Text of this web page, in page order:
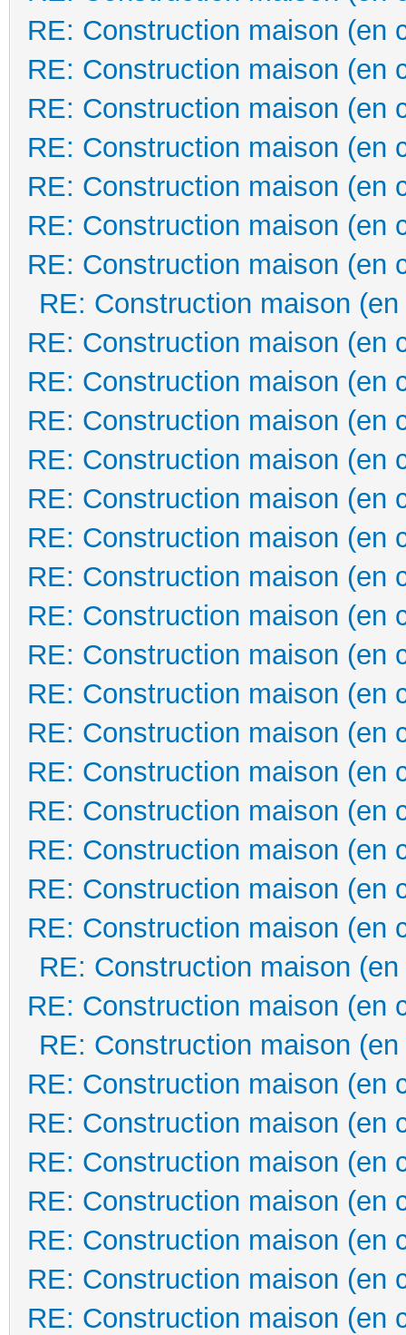
RE: Construction maison (en
RE: Construction maison (en
RE: Construction maison (en
RE: Construction maison (en
RE: Construction maison (en
RE: Construction maison (en
RE: Construction maison (en
RE: Construction maison
RE: Construction maison (en
RE: Construction maison (en
RE: Construction maison (en
RE: Construction maison (en
RE: Construction maison (en
RE: Construction maison (en
RE: Construction maison (en
RE: Construction maison (en
RE: Construction maison (en
RE: Construction maison (en
RE: Construction maison (en
RE: Construction maison (en
RE: Construction maison (en
RE: Construction maison (en
RE: Construction maison (en
RE: Construction maison (en
RE: Construction maison
RE: Construction maison (en
RE: Construction maison
RE: Construction maison (en
RE: Construction maison (en
RE: Construction maison (en
RE: Construction maison (en
RE: Construction maison (en
RE: Construction maison (en
RE: Construction maison (en